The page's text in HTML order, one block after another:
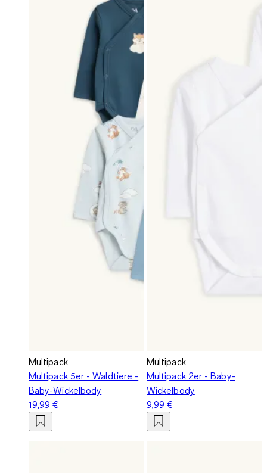
Multipack
Multipack 5er - Waldtiere -
Baby-Wickelbody
19,99 €
Multipack
Multipack 2er - Baby-
Wickelbody
9,99 €